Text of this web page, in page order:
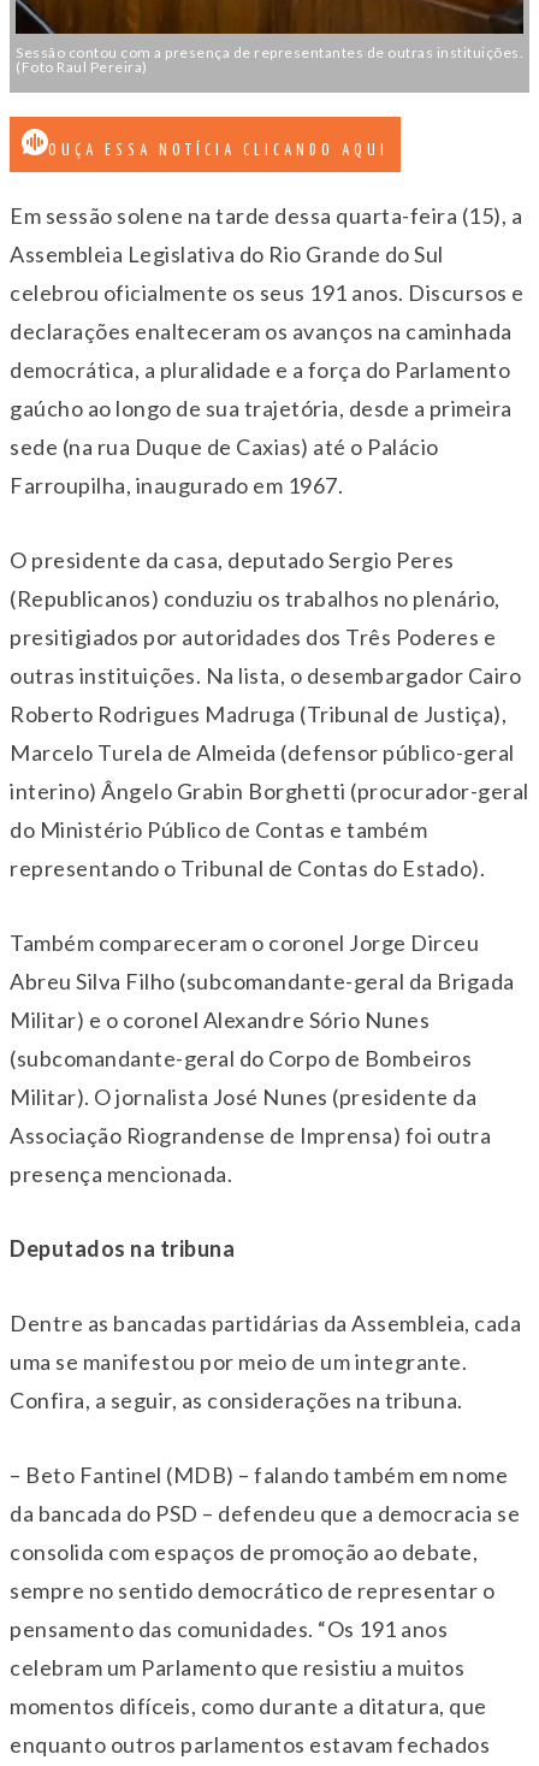
Sessão contou com a presença de representantes de outras instituições.
(Foto Raul Pereira)
OUÇA ESSA NOTÍCIA CLICANDO AQUI
Em sessão solene na tarde dessa quarta-feira (15), a
Assembleia Legislativa do Rio Grande do Sul
celebrou oficialmente os seus 191 anos. Discursos e
declarações enalteceram os avanços na caminhada
democrática, a pluralidade e a força do Parlamento
gaúcho ao longo de sua trajetória, desde a primeira
sede (na rua Duque de Caxias) até o Palácio
Farroupilha, inaugurado em 1967.
O presidente da casa, deputado Sergio Peres
(Republicanos) conduziu os trabalhos no plenário,
presitigiados por autoridades dos Três Poderes e
outras instituições. Na lista, o desembargador Cairo
Roberto Rodrigues Madruga (Tribunal de Justiça),
Marcelo Turela de Almeida (defensor público-geral
interino) Ângelo Grabin Borghetti (procurador-geral
do Ministério Público de Contas e também
representando o Tribunal de Contas do Estado).
Também compareceram o coronel Jorge Dirceu
Abreu Silva Filho (subcomandante-geral da Brigada
Militar) e o coronel Alexandre Sório Nunes
(subcomandante-geral do Corpo de Bombeiros
Militar). O jornalista José Nunes (presidente da
Associação Riograndense de Imprensa) foi outra
presença mencionada.
Deputados na tribuna
Dentre as bancadas partidárias da Assembleia, cada
uma se manifestou por meio de um integrante.
Confira, a seguir, as considerações na tribuna.
– Beto Fantinel (MDB) – falando também em nome
da bancada do PSD – defendeu que a democracia se
consolida com espaços de promoção ao debate,
sempre no sentido democrático de representar o
pensamento das comunidades. “Os 191 anos
celebram um Parlamento que resistiu a muitos
momentos difíceis, como durante a ditatura, que
enquanto outros parlamentos estavam fechados